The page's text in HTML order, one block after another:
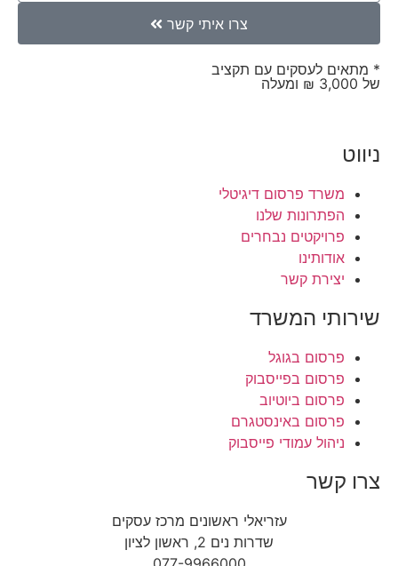
צרו איתי קשר
* מתאים לעסקים עם תקציב
של 3,000 ₪ ומעלה
ניווט
משרד פרסום דיגיטלי
הפתרונות שלנו
פרויקטים נבחרים
אודותינו
יצירת קשר
שירותי המשרד
פרסום בגוגל
פרסום בפייסבוק
פרסום ביוטיוב
פרסום באינסטגרם
ניהול עמודי פייסבוק
צרו קשר
עזריאלי ראשונים מרכז עסקים
שדרות נים 2, ראשון לציון